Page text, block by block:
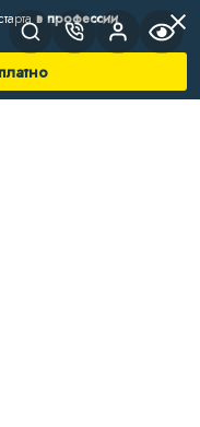
в профессии